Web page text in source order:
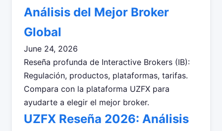
Análisis del Mejor Broker
Global
June 24, 2026
Reseña profunda de Interactive Brokers (IB):
Regulación, productos, plataformas, tarifas.
Compara con la plataforma UZFX para
ayudarte a elegir el mejor broker.
UZFX Reseña 2026: Análisis